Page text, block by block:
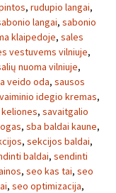
, rudupio langai,
langai, sabonio
klaipedoje, sales
vestuvems vilniuje,
nuoma vilniuje,
veido oda, sausos
idegio kremas,
, savaitgalio
, sba baldai kaune,
, sekcijos baldai,
baldai, sendinti
, seo kas tai, seo
, seo optimizacija,